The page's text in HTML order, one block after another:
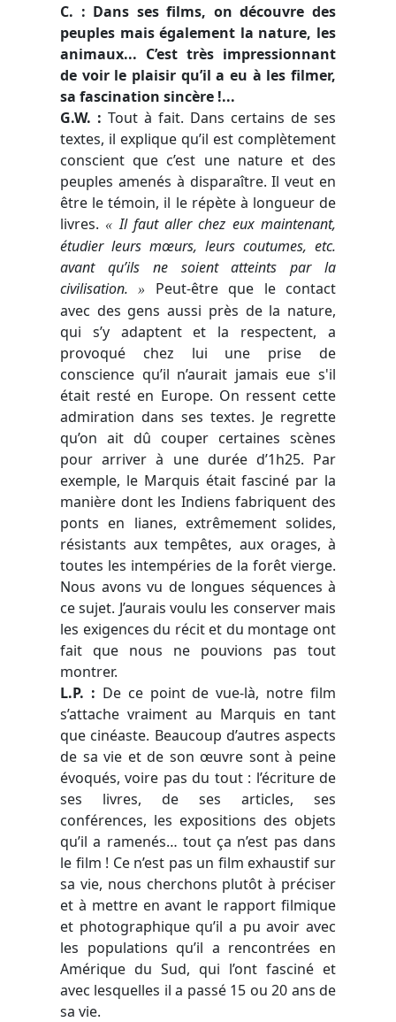
C. : Dans ses films, on découvre des
peuples mais également la nature, les
animaux... C’est très impressionnant
de voir le plaisir qu’il a eu à les filmer,
sa fascination sincère !...
G.W. : Tout à fait. Dans certains de ses
textes, il explique qu’il est complètement
conscient que c’est une nature et des
peuples amenés à disparaître. Il veut en
être le témoin, il le répète à longueur de
livres. « Il faut aller chez eux maintenant,
étudier leurs mœurs, leurs coutumes, etc.
avant qu’ils ne soient atteints par la
civilisation.» Peut-être que le contact
avec des gens aussi près de la nature,
qui s’y adaptent et la respectent, a
provoqué chez lui une prise de
conscience qu’il n’aurait jamais eue s'il
était resté en Europe. On ressent cette
admiration dans ses textes. Je regrette
qu’on ait dû couper certaines scènes
pour arriver à une durée d’1h25. Par
exemple, le Marquis était fasciné par la
manière dont les Indiens fabriquent des
ponts en lianes, extrêmement solides,
résistants aux tempêtes, aux orages, à
toutes les intempéries de la forêt vierge.
Nous avons vu de longues séquences à
ce sujet. J’aurais voulu les conserver mais
les exigences du récit et du montage ont
fait que nous ne pouvions pas tout
montrer.
L.P. : De ce point de vue-là, notre film
s’attache vraiment au Marquis en tant
que cinéaste. Beaucoup d’autres aspects
de sa vie et de son œuvre sont à peine
évoqués, voire pas du tout : l’écriture de
ses livres, de ses articles, ses
conférences, les expositions des objets
qu’il a ramenés… tout ça n’est pas dans
le film ! Ce n’est pas un film exhaustif sur
sa vie, nous cherchons plutôt à préciser
et à mettre en avant le rapport filmique
et photographique qu’il a pu avoir avec
les populations qu’il a rencontrées en
Amérique du Sud, qui l’ont fasciné et
avec lesquelles il a passé 15 ou 20 ans de
sa vie.